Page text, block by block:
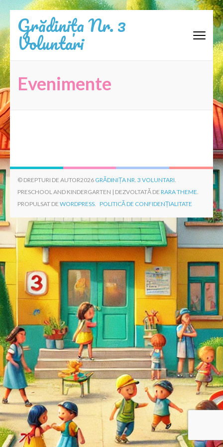
la
conținut
(apasă
Enter)
Grădinița Nr. 3
Voluntari
Evenimente
© DREPTURI DE AUTOR2026 GRĂDINIȚA NR. 3 VOLUNTARI.
PRESCHOOL AND KINDERGARTEN | DEZVOLTATĂ DE RARA THEME.
PROPULSAT DE WORDPRESS. POLITICĂ DE CONFIDENȚIALITATE